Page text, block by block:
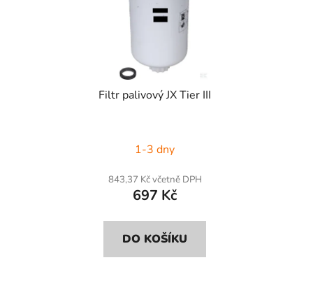
Filtr palivový JX Tier III
1-3 dny
843,37 Kč včetně DPH
697 Kč
DO KOŠÍKU